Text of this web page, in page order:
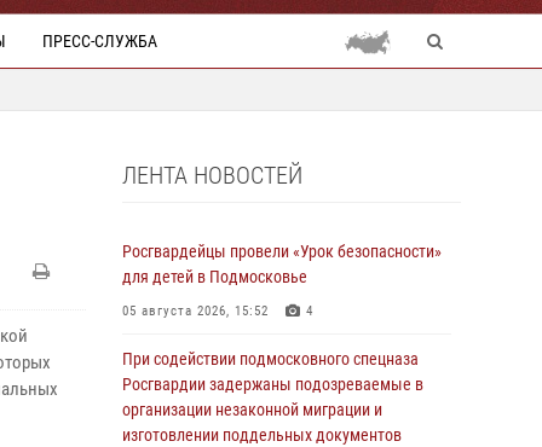
ПРЕСС-СЛУЖБА
ЛЕНТА НОВОСТЕЙ
Росгвардейцы провели «Урок безопасности»
для детей в Подмосковье
05 августа 2026, 15:52 4
При содействии подмосковного спецназа
Росгвардии задержаны подозреваемые в
организации незаконной миграции и
изготовлении поддельных документов